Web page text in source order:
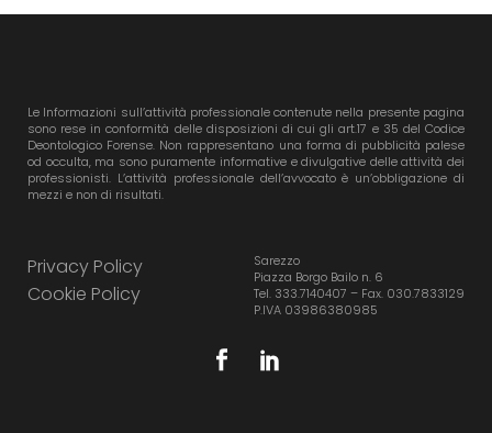
Le Informazioni sull’attività professionale contenute nella presente pagina
sono rese in conformità delle disposizioni di cui gli art.17 e 35 del Codice
Deontologico Forense. Non rappresentano una forma di pubblicità palese
od occulta, ma sono puramente informative e divulgative delle attività dei
professionisti. L’attività professionale dell’avvocato è un’obbligazione di
mezzi e non di risultati.
Sarezzo
Piazza Borgo Bailo n. 6
Tel. 333.7140407 – Fax. 030.7833129
P.IVA 03986380985
Privacy Policy
Cookie Policy